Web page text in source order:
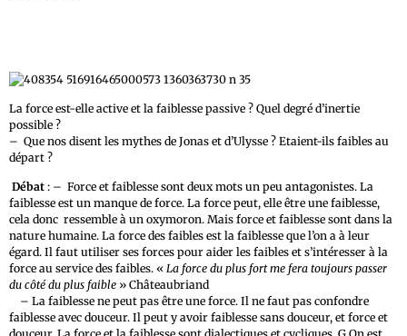
La force est-elle active et la faiblesse passive ? Quel degré d’inertie
possible ?
– Que nos disent les mythes de Jonas et d’Ulysse ? Etaient-ils faibles au
départ ?
Débat : – Force et faiblesse sont deux mots un peu antagonistes. La
faiblesse est un manque de force. La force peut, elle être une faiblesse,
cela donc ressemble à un oxymoron. Mais force et faiblesse sont dans la
nature humaine. La force des faibles est la faiblesse que l’on a à leur
égard. Il faut utiliser ses forces pour aider les faibles et s’intéresser à la
force au service des faibles. « La force du plus fort me fera toujours passer
du côté du plus faible » Châteaubriand
– La faiblesse ne peut pas être une force. Il ne faut pas confondre
faiblesse avec douceur. Il peut y avoir faiblesse sans douceur, et force et